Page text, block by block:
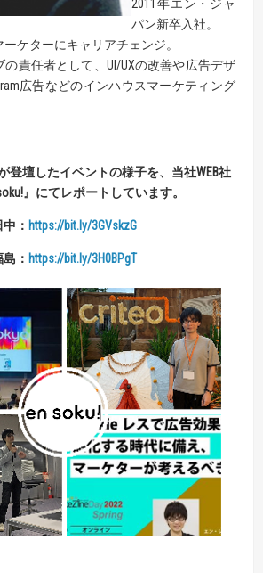
2011年エン・ジャ
パン新卒入社。
ケターにキャリアチェンジ。
責任者として、UI/UXの改善や広告デザ
広告などのインハウスマーケティング
登壇したイベントの様子を、 当社WEB社
!』 にてレポートしています。
中： https://bit.ly/3GVskzG
： https://bit.ly/3H0BPgT